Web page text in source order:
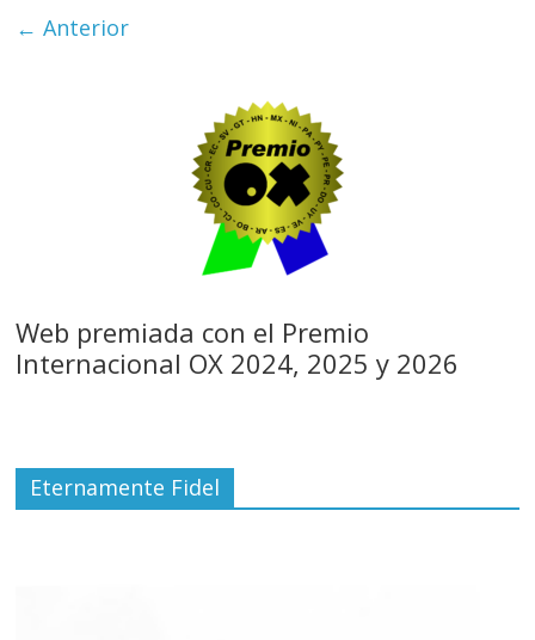
← Anterior
Web premiada con el Premio
Internacional OX 2024, 2025 y 2026
Eternamente Fidel